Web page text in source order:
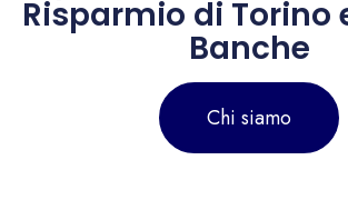
Risparmio di Torino
Banche
Chi siamo